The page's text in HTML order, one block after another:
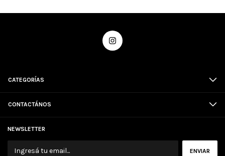
CATEGORÍAS
CONTACTÁNOS
NEWSLETTER